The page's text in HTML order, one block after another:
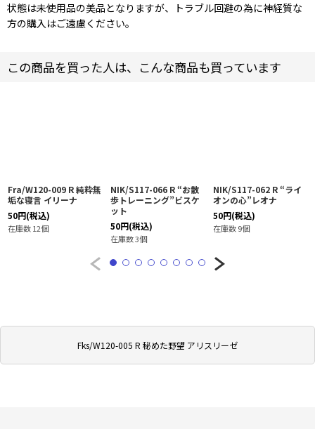
Fks/W120-005 R 秘めた野望 アリスリーゼ
状態は未使用品の美品となりますが、トラブル回避の為に神経質な
方の購入はご遠慮ください。
この商品を買った人は、こんな商品も買っています
Fra/W120-009 R 純粋無
垢な寝言 イリーナ
50円(税込)
在庫数 12個
NIK/S117-066 R “お散
歩トレーニング”ビスケ
ット
50円(税込)
在庫数 3個
NIK/S117-062 R “ライ
オンの心”レオナ
50円(税込)
在庫数 9個